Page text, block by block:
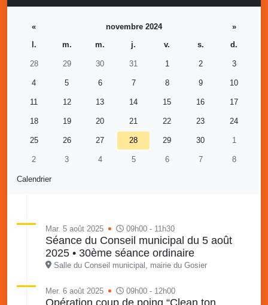
Calendrier
« novembre 2024
»
l.
m. m. j. v. s. d.
28 29 30 31 1 2 3
4 5 6 7 8 9 10
11 12 13 14 15 16 17
18 19 20 21 22 23 24
25 26 27 28 29 30 1
2 3 4 5 6 7 8
Mar. 5 août 2025 09h00 - 11h30
Séance du Conseil municipal du 5 août
2025 • 30ème séance ordinaire
Salle du Conseil municipal, mairie du Gosier
Mer. 6 août 2025 09h00 - 12h00
Opération coup de poing “Clean ton